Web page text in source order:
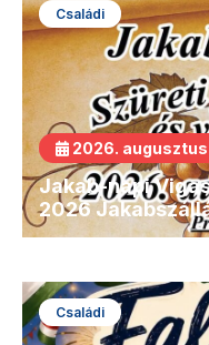
Családi
2026. augusztus
Jakab-napi
2026
Családi